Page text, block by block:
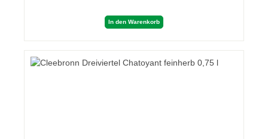
In den Warenkorb